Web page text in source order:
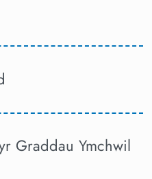
Graddau Ymchwil